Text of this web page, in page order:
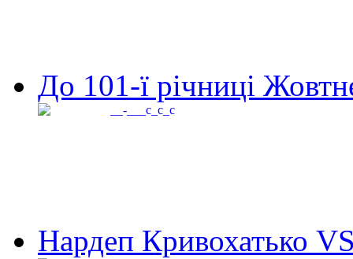
До 101-ї річниці
Нардеп Кривохатько